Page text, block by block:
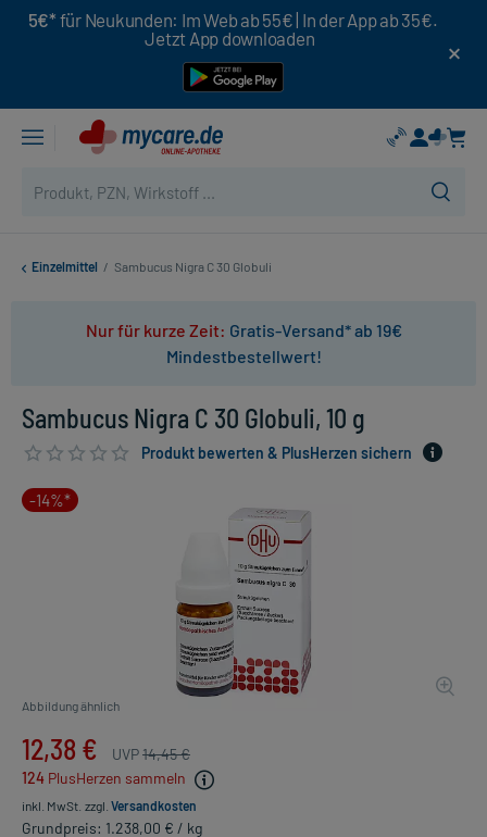
5€* für Neukunden: Im Web ab 55€ | In der App ab 35€.
Jetzt App downloaden
Einzelmittel / Sambucus Nigra C 30 Globuli
Nur für kurze Zeit: Gratis-Versand* ab 19€
Mindestbestellwert!
Sambucus Nigra C 30 Globuli, 10 g
Produkt bewerten & PlusHerzen sichern
-14%*
Abbildung ähnlich
12,38 € UVP14,45 €
124 PlusHerzen sammeln
inkl. MwSt. zzgl. Versandkosten
Grundpreis: 1.238,00 € / kg